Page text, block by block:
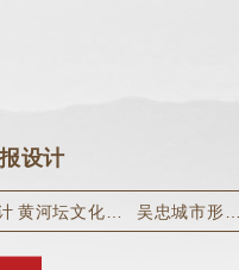
设计
黄河坛文化旅游纪念品包装设计 吴忠城市形象